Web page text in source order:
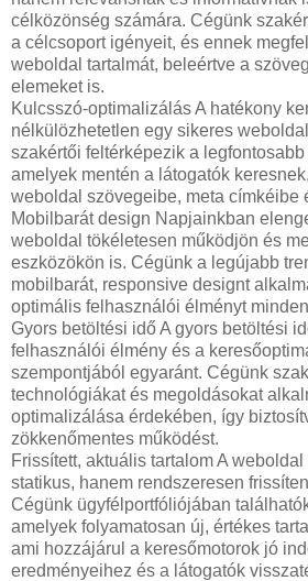
célközönség számára. Cégünk
a célcsoport igényeit, és ennek
weboldal tartalmát, beleértve a
elemeket is.
Kulcsszó-optimalizálás A hatékony
nélkülözhetetlen egy sikeres
szakértői feltérképezik a
amelyek mentén a látogatók
weboldal szövegeibe, meta címkéibe
Mobilbarát design Napjainkban
weboldal tökéletesen működjön és
eszközökön is. Cégünk a legújabb
mobilbarát, responsive designt
optimális felhasználói élményt
Gyors betöltési idő A gyors betöltési
felhasználói élmény és a
szempontjából egyaránt. Cégünk
technológiákat és megoldásokat
optimalizálása érdekében, így
zökkenőmentes működést.
Frissített, aktuális tartalom A
statikus, hanem rendszeresen
Cégünk ügyfélportfóliójában
amelyek folyamatosan új, értékes
ami hozzájárul a keresőmotorok jó
eredményeihez és a látogatók